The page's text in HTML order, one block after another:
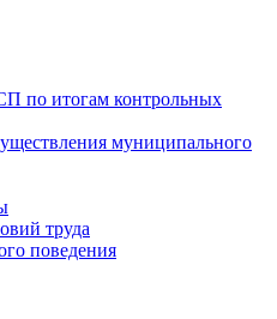
по итогам контрольных
муниципального
труда
поведения